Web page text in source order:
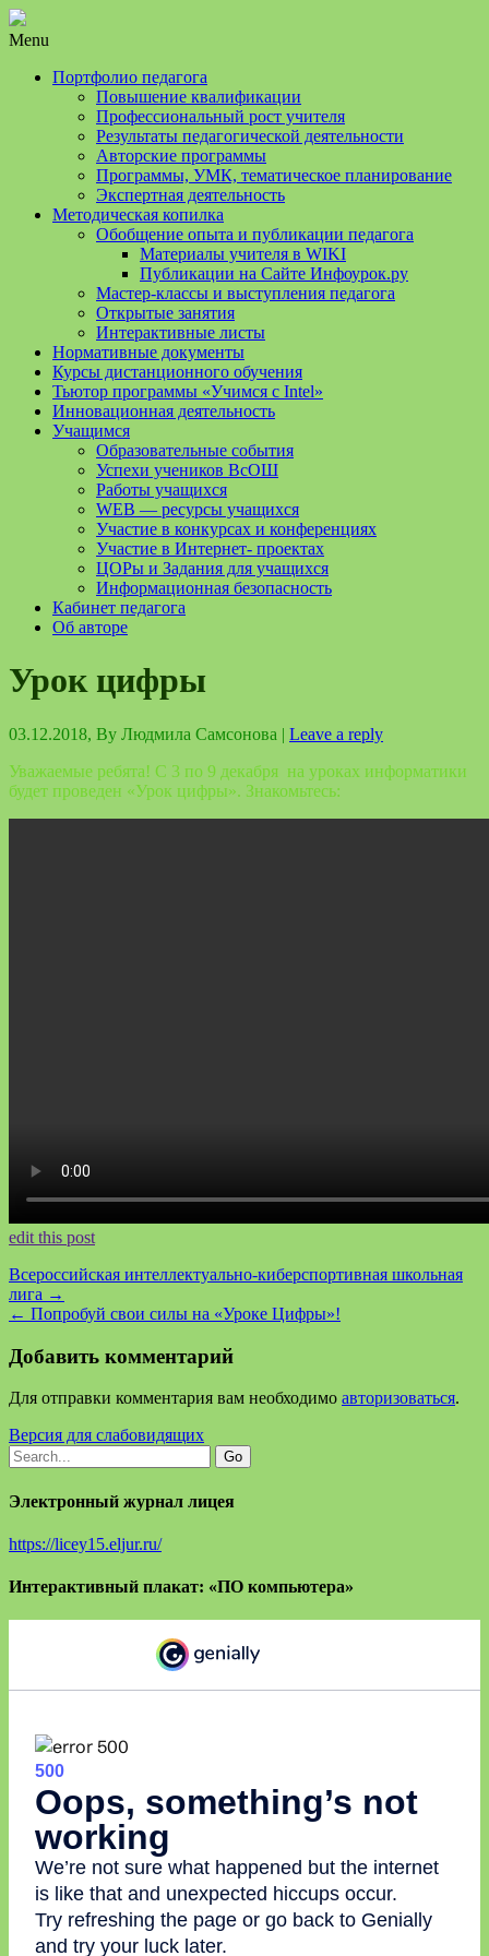
Menu
Портфолио педагога
Повышение квалификации
Профессиональный рост учителя
Результаты педагогической деятельности
Авторские программы
Программы, УМК, тематическое планирование
Экспертная деятельность
Методическая копилка
Обобщение опыта и публикации педагога
Материалы учителя в WIKI
Публикации на Сайте Инфоурок.ру
Мастер-классы и выступления педагога
Открытые занятия
Интерактивные листы
Нормативные документы
Курсы дистанционного обучения
Тьютор программы «Учимся с Intel»
Инновационная деятельность
Учащимся
Образовательные события
Успехи учеников ВсОШ
Работы учащихся
WEB — ресурсы учащихся
Участие в конкурсах и конференциях
Участие в Интернет- проектах
ЦОРы и Задания для учащихся
Информационная безопасность
Кабинет педагога
Об авторе
Урок цифры
03.12.2018, By Людмила Самсонова | Leave a reply
Уважаемые ребята! С 3 по 9 декабря на уроках информатики
будет проведен «Урок цифры». Знакомьтесь:
edit this post
Всероссийская интеллектуально-киберспортивная школьная
лига →
← Попробуй свои силы на «Уроке Цифры»!
Добавить комментарий
Для отправки комментария вам необходимо авторизоваться.
Версия для слабовидящих
Электронный журнал лицея
https://licey15.eljur.ru/
Интерактивный плакат: «ПО компьютера»